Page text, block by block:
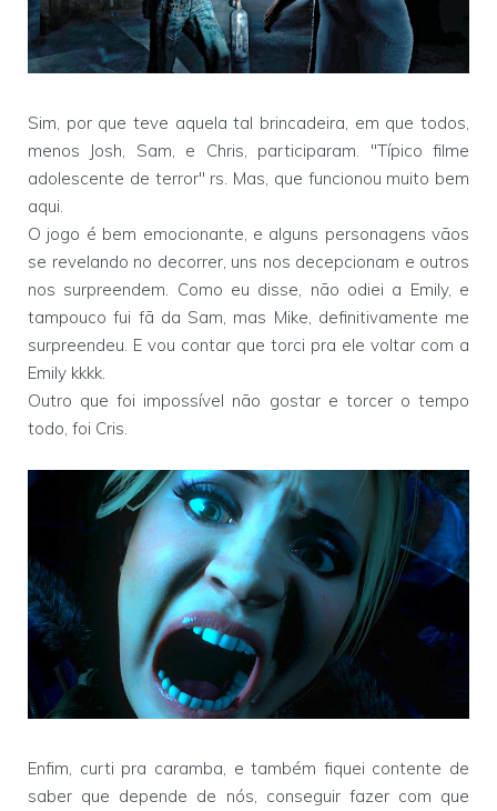
Sim, por que teve aquela tal brincadeira, em que todos,
menos Josh, Sam, e Chris, participaram. "Típico filme
adolescente de terror" rs. Mas, que funcionou muito bem
aqui.
O jogo é bem emocionante, e alguns personagens vãos
se revelando no decorrer, uns nos decepcionam e outros
nos surpreendem. Como eu disse, não odiei a Emily, e
tampouco fui fã da Sam, mas Mike, definitivamente me
surpreendeu. E vou contar que torci pra ele voltar com a
Emily kkkk.
Outro que foi impossível não gostar e torcer o tempo
todo, foi Cris.
Enfim, curti pra caramba, e também fiquei contente de
saber que depende de nós, conseguir fazer com que